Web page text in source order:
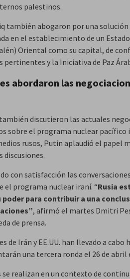
palestinos.
también abogaron por una
en el establecimiento de un
Oriental como su capital, de
pertinentes y la Iniciativa de Paz
abordaron las
discutieron las actuales
sobre el programa nuclear pacífico
rusos, Putin aplaudió el papel
discusiones.
con satisfacción las
el programa nuclear iraní. “Rusia
poder para contribuir a una
, afirmó el martes Dmitri
de prensa.
de Irán y EE.UU. han llevado a cabo
una tercera ronda el 26 de abril
se realizan en un contexto de